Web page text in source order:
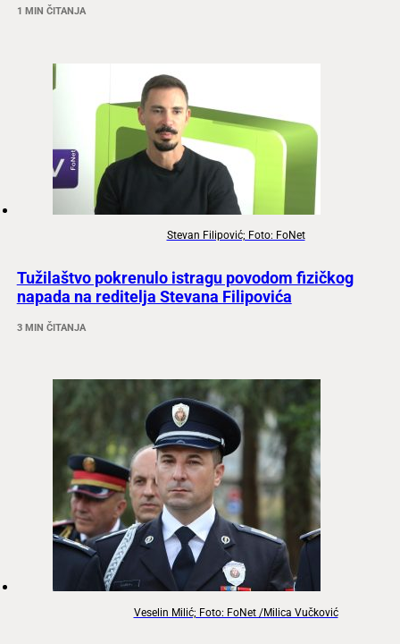
1 MIN ČITANJA
Stevan Filipović; Foto: FoNet
Tužilaštvo pokrenulo istragu povodom fizičkog
napada na reditelja Stevana Filipovića
3 MIN ČITANJA
Veselin Milić; Foto: FoNet /Milica Vučković